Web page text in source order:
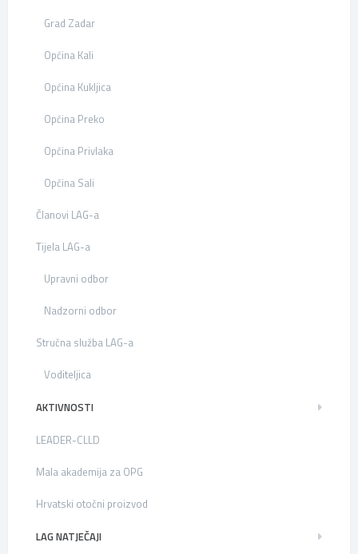
Grad Zadar
Općina Kali
Općina Kukljica
Općina Preko
Općina Privlaka
Općina Sali
Članovi LAG-a
Tijela LAG-a
Upravni odbor
Nadzorni odbor
Stručna služba LAG-a
Voditeljica
AKTIVNOSTI
LEADER-CLLD
Mala akademija za OPG
Hrvatski otočni proizvod
LAG NATJEČAJI